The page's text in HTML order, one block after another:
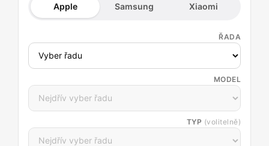
Apple Samsung Xiaomi
ŘADA
MODEL
TYP (volitelně)